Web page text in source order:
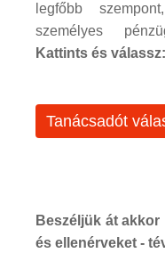
legfőbb
személyes
Kattints és válassz:
Tanácsadót
Beszéljük át
és ellenérveket -